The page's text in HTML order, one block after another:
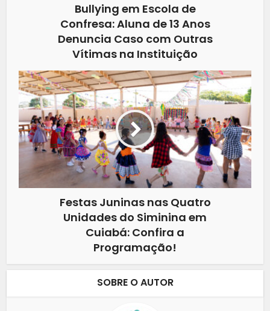
Bullying em Escola de
Confresa: Aluna de 13 Anos
Denuncia Caso com Outras
Vítimas na Instituição
Festas Juninas nas Quatro
Unidades do Siminina em
Cuiabá: Confira a
Programação!
SOBRE O AUTOR